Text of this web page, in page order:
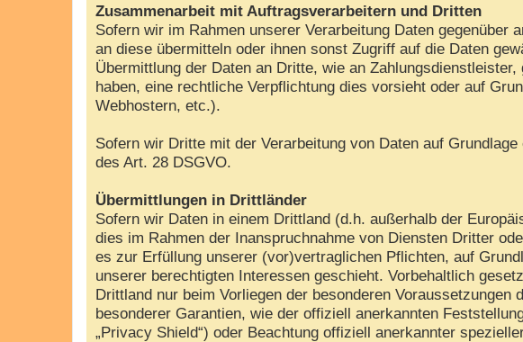
Zusammenarbeit mit Auftragsverarbeitern und Dritten
Sofern wir im Rahmen unserer Verarbeitung Daten
an diese übermitteln oder ihnen sonst Zugriff auf die Daten
Übermittlung der Daten an Dritte, wie an
haben, eine rechtliche Verpflichtung dies vorsieht oder auf
Webhostern, etc.).
Sofern wir Dritte mit der Verarbeitung von Daten auf
des Art. 28 DSGVO.
Übermittlungen in Drittländer
Sofern wir Daten in einem Drittland (d.h. außerhalb der
dies im Rahmen der Inanspruchnahme von Diensten Dritter
es zur Erfüllung unserer (vor)vertraglichen Pflichten, auf
unserer berechtigten Interessen geschieht. Vorbehaltlich
Drittland nur beim Vorliegen der besonderen
besonderer Garantien, wie der offiziell anerkannten
„Privacy Shield“) oder Beachtung offiziell anerkannter